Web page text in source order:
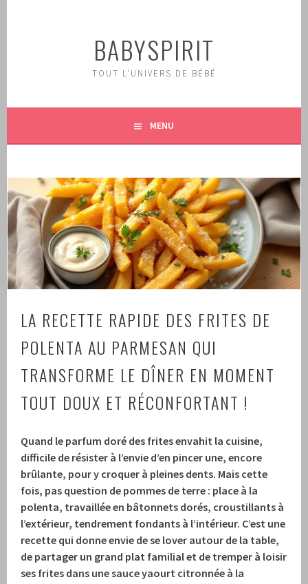
BABYSPIRIT
TOUT L'UNIVERS DE BÉBÉ
MENU
LA RECETTE RAPIDE DES FRITES DE
POLENTA AU PARMESAN QUI
TRANSFORME LE DÎNER EN MOMENT
TOUT DOUX ET RÉCONFORTANT !
Quand le parfum doré des frites envahit la cuisine,
difficile de résister à l’envie d’en pincer une, encore
brûlante, pour y croquer à pleines dents. Mais cette
fois, pas question de pommes de terre : place à la
polenta, travaillée en bâtonnets dorés, croustillants à
l’extérieur, tendrement fondants à l’intérieur. C’est une
recette qui donne envie de se lover autour de la table,
de partager un grand plat familial et de tremper à loisir
ses frites dans une sauce yaourt citronnée à la